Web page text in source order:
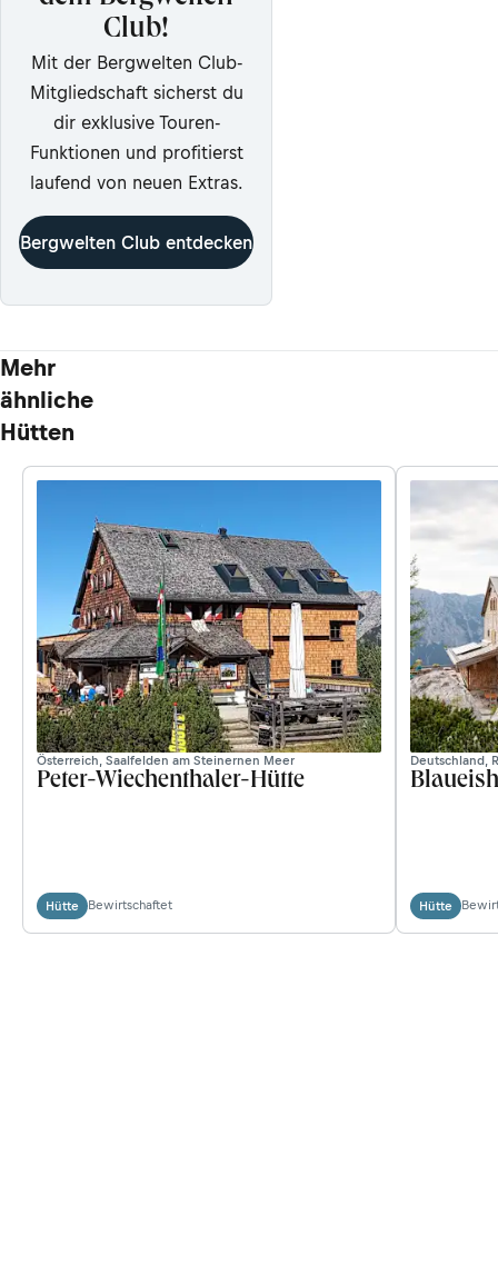
Club!
Mit der Bergwelten Club-
Mitgliedschaft sicherst du
dir exklusive Touren-
Funktionen und profitierst
laufend von neuen Extras.
Bergwelten Club entdecken
Mehr
ähnliche
Hütten
Österreich, Saalfelden am Steinernen Meer
Peter-Wiechenthaler-Hütte
Hütte Bewirtschaftet
Deutschland,
Hütte